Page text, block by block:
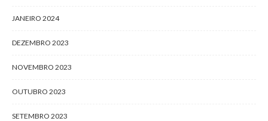
JANEIRO 2024
DEZEMBRO 2023
NOVEMBRO 2023
OUTUBRO 2023
SETEMBRO 2023